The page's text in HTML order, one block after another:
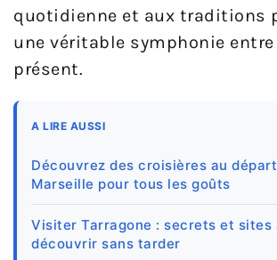
quotidienne et aux traditions
une véritable symphonie
présent.
A LIRE AUSSI
Découvrez des croisières au
Marseille pour tous les goûts
Visiter Tarragone : secrets et sites
découvrir sans tarder